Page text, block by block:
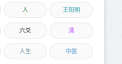
人 王阳明
六爻 清
人生 中医